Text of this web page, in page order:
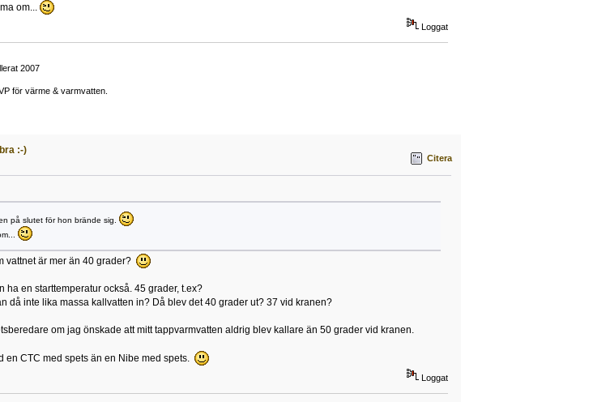
om...
Loggat
2007
för värme & varmvatten.
:-)
Citera
på slutet för hon brände sig.
vattnet är mer än 40 grader?
ha en starttemperatur också. 45 grader, t.ex?
då inte lika massa kallvatten in? Då blev det 40 grader ut? 37 vid kranen?
om jag önskade att mitt tappvarmvatten aldrig blev kallare än 50 grader vid kranen.
en CTC med spets än en Nibe med spets.
Loggat